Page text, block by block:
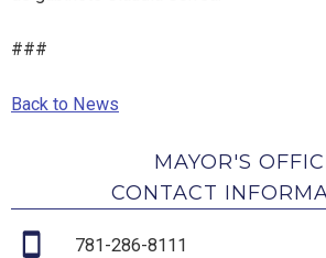
###
Back to News
MAYOR'S
CONTACT
781-286-8111